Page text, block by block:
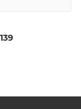
139